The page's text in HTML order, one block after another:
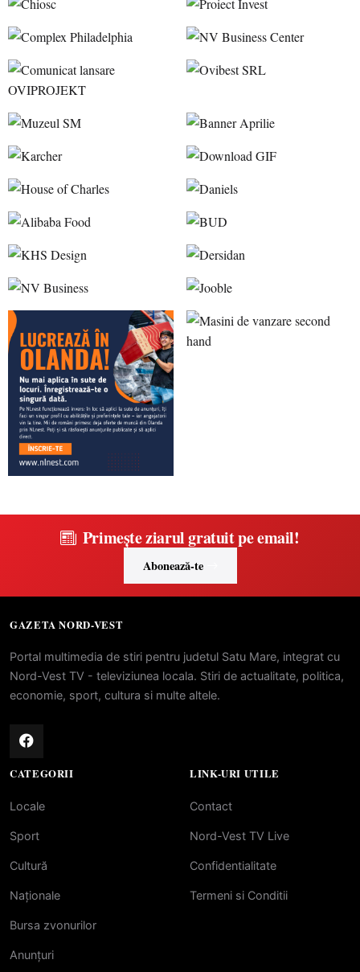
Primește ziarul gratuit pe email!
Abonează-te
GAZETA NORD-VEST
Portal multimedia de stiri pentru judetul Satu Mare, integrat cu
Nord-Vest TV - televiziunea locala. Stiri de actualitate, politica,
economie, sport, cultura si multe altele.
CATEGORII
Locale
Sport
Cultură
Naționale
Bursa zvonurilor
Anunțuri
LINK-URI UTILE
Contact
Nord-Vest TV Live
Confidentialitate
Termeni si Conditii